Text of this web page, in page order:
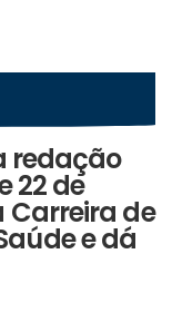
redação
22 de
Carreira de
e dá